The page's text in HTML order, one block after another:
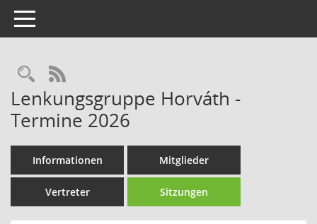
Toggle navigation
Rechercheauswahl
RSS-Feed
Lenkungsgruppe Horváth -
Termine 2026
Informationen Mitglieder
Vertreter Sitzungen